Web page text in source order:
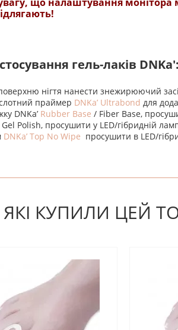
гель-лаків DNKa':
нігтя нанести знежирюючий
праймер DNKa’ Ultrabond для
DNKa’ Rubber Base / Fiber Base,
Gel Polish, просушити у LED/гібридній
DNKa’ Top No Wipe просушити в LED/
відгуків. Ви можете стати першим!
ЯКІ КУПИЛИ ЦЕЙ